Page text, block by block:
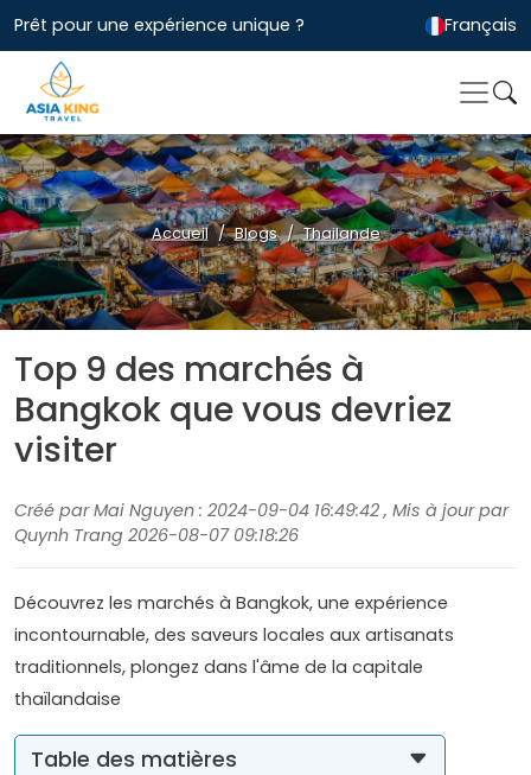
Prêt pour une expérience unique ? Français
Accueil Blogs Thailande
Top 9 des marchés à
Bangkok que vous devriez
visiter
Créé par Mai Nguyen : 2024-09-04 16:49:42 , Mis à jour par
Quynh Trang 2026-08-07 09:18:26
Découvrez les marchés à Bangkok, une expérience
incontournable, des saveurs locales aux artisanats
traditionnels, plongez dans l'âme de la capitale
thaïlandaise
Table des matières